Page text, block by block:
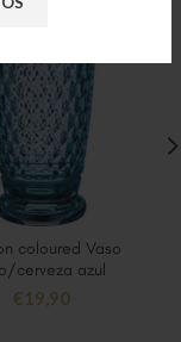
coloured Vaso
cerveza azul
€19,90